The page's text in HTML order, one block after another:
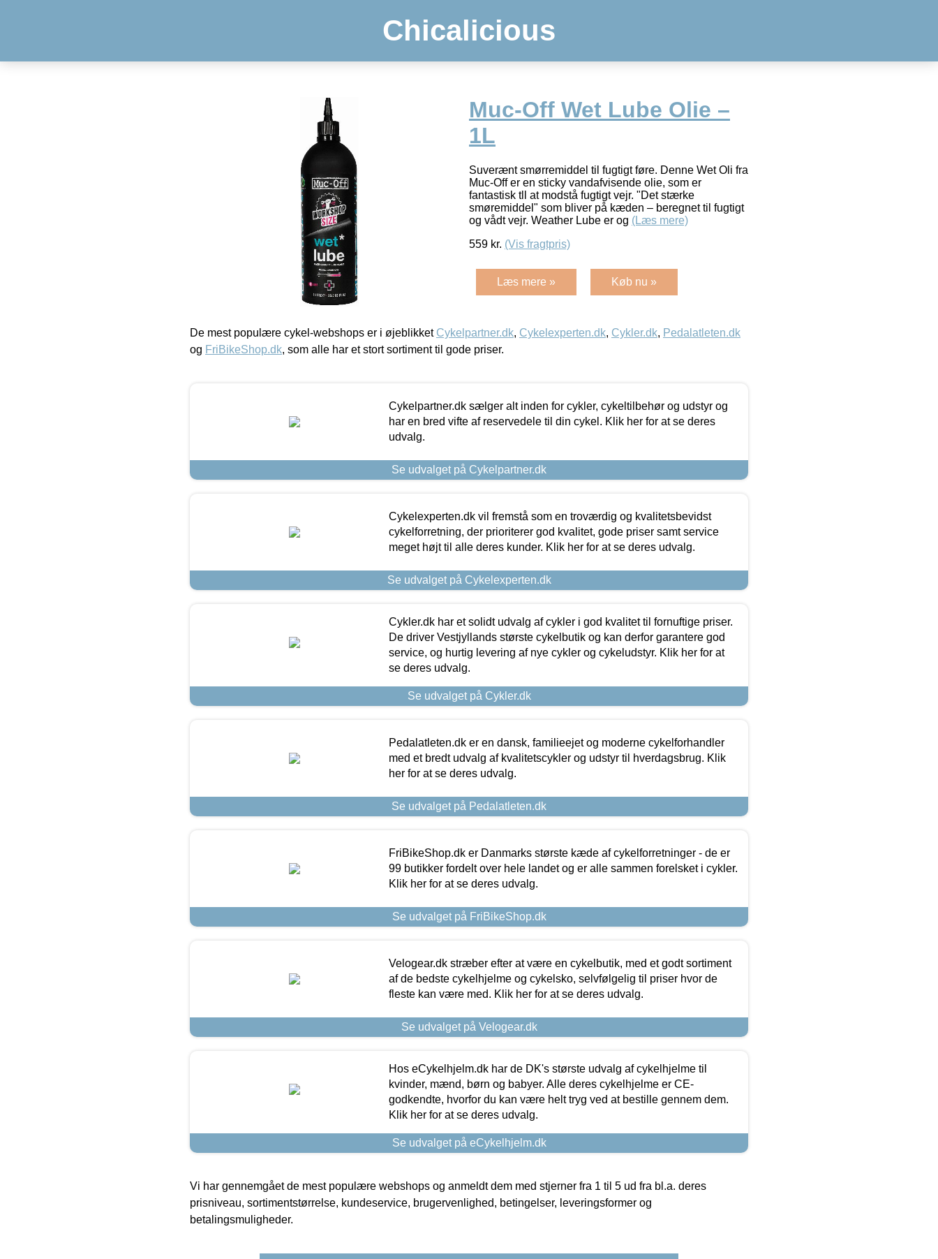
Chicalicious
Muc-Off Wet Lube Olie –
1L
Suverænt smørremiddel til fugtigt føre. Denne Wet Oli fra
Muc-Off er en sticky vandafvisende olie, som er
fantastisk tll at modstå fugtigt vejr. "Det stærke
smøremiddel" som bliver på kæden – beregnet til fugtigt
og vådt vejr. Weather Lube er og (Læs mere)
559 kr. (Vis fragtpris)
Læs mere » Køb nu »
De mest populære cykel-webshops er i øjeblikket Cykelpartner.dk, Cykelexperten.dk, Cykler.dk, Pedalatleten.dk
og FriBikeShop.dk, som alle har et stort sortiment til gode priser.
Cykelpartner.dk sælger alt inden for cykler, cykeltilbehør og udstyr og
har en bred vifte af reservedele til din cykel. Klik her for at se deres
udvalg.
Se udvalget på Cykelpartner.dk
Cykelexperten.dk vil fremstå som en troværdig og kvalitetsbevidst
cykelforretning, der prioriterer god kvalitet, gode priser samt service
meget højt til alle deres kunder. Klik her for at se deres udvalg.
Se udvalget på Cykelexperten.dk
Cykler.dk har et solidt udvalg af cykler i god kvalitet til fornuftige priser.
De driver Vestjyllands største cykelbutik og kan derfor garantere god
service, og hurtig levering af nye cykler og cykeludstyr. Klik her for at
se deres udvalg.
Se udvalget på Cykler.dk
Pedalatleten.dk er en dansk, familieejet og moderne cykelforhandler
med et bredt udvalg af kvalitetscykler og udstyr til hverdagsbrug. Klik
her for at se deres udvalg.
Se udvalget på Pedalatleten.dk
FriBikeShop.dk er Danmarks største kæde af cykelforretninger - de er
99 butikker fordelt over hele landet og er alle sammen forelsket i cykler.
Klik her for at se deres udvalg.
Se udvalget på FriBikeShop.dk
Velogear.dk stræber efter at være en cykelbutik, med et godt sortiment
af de bedste cykelhjelme og cykelsko, selvfølgelig til priser hvor de
fleste kan være med. Klik her for at se deres udvalg.
Se udvalget på Velogear.dk
Hos eCykelhjelm.dk har de DK's største udvalg af cykelhjelme til
kvinder, mænd, børn og babyer. Alle deres cykelhjelme er CE-
godkendte, hvorfor du kan være helt tryg ved at bestille gennem dem.
Klik her for at se deres udvalg.
Se udvalget på eCykelhjelm.dk
Vi har gennemgået de mest populære webshops og anmeldt dem med stjerner fra 1 til 5 ud fra bl.a. deres
prisniveau, sortimentstørrelse, kundeservice, brugervenlighed, betingelser, leveringsformer og
betalingsmuligheder.